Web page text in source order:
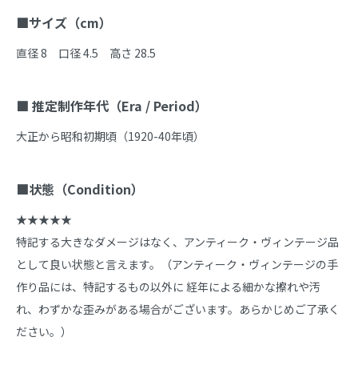
■サイズ（cm）
直径 8　口径 4.5　高さ 28.5
■ 推定制作年代（Era / Period）
大正から昭和初期頃（1920-40年頃）
■状態（Condition）
★★★★★
特記する大きなダメージはなく、アンティーク・ヴィンテージ品
として良い状態と言えます。（アンティーク・ヴィンテージの手
作り品には、特記するもの以外に 経年による細かな擦れや汚
れ、わずかな歪みがある場合がございます。あらかじめご了承く
ださい。）